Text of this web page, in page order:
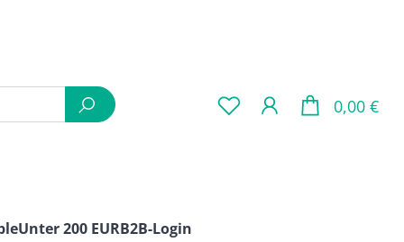
0,00 €
Unter 200 EURB2B-Login